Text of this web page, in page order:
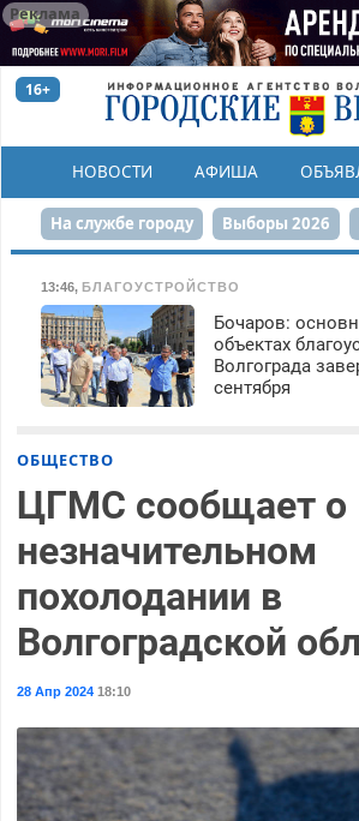
Реклама
16+
НОВОСТИ АФИША
КОНКУРСЫ
На службе городу Выборы 2026
Сталинград в сердце
Набережная День Победы
80-летие Победы Парк
13:46, БЛАГОУСТРОЙСТВО
Бочаров:
объектах
Волгограда
сентября
ОБЩЕСТВО
ЦГМС сообщает о
незначительном
похолодании в
Волгоградской
28 Апр 202418:10